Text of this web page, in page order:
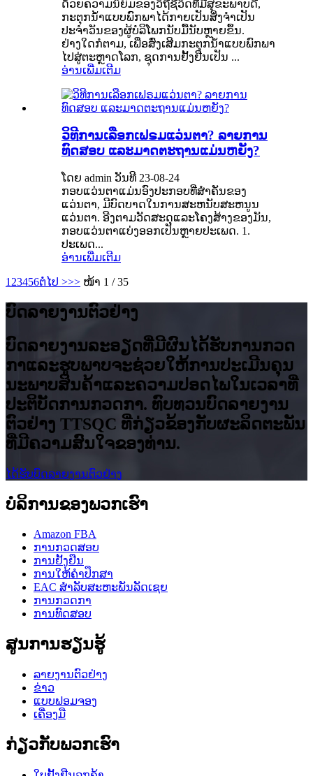
ດ້ວຍຄວາມນິຍົມຂອງວິຖີຊີວິດທີ່ມີສຸຂະພາບດີ,
ກະຕຸກນ້ຳແບບພົກພາໄດ້ກາຍເປັນສິ່ງຈຳເປັນ
ປະຈຳວັນຂອງຜູ້ບໍລິໂພກນັບມື້ນັບຫຼາຍຂຶ້ນ.
ຢ່າງໃດກໍຕາມ, ເພື່ອສົ່ງເສີມກະຕຸກນ້ໍາແບບພົກພາ
ໄປສູ່ຕະຫຼາດໂລກ, ຊຸດການຢັ້ງຢືນເປັນ ...
ອ່ານເພີ່ມເຕີມ
ວິທີການເລືອກເຟຣມແວ່ນຕາ? ລາຍການ
ທົດສອບ ແລະມາດຕະຖານແມ່ນຫຍັງ?
ໂດຍ admin ວັນທີ 23-08-24
ກອບແວ່ນຕາແມ່ນອົງປະກອບທີ່ສໍາຄັນຂອງ
ແວ່ນຕາ, ມີບົດບາດໃນການສະຫນັບສະຫນູນ
ແວ່ນຕາ. ອີງຕາມວັດສະດຸແລະໂຄງສ້າງຂອງມັນ,
ກອບແວ່ນຕາແບ່ງອອກເປັນຫຼາຍປະເພດ. 1.
ປະເພດ...
ອ່ານເພີ່ມເຕີມ
1 23456ຕໍ່ໄປ >>> ໜ້າ 1 / 35
ບົດລາຍງານຕົວຢ່າງ
ບົດ​ລາຍ​ງານ​ລະ​ອຽດ​ທີ່​ມີ​ຜົນ​ໄດ້​ຮັບ​ການ​ກວດ​
ກາ​ແລະ​ຮູບ​ພາບ​ຈະ​ຊ່ວຍ​ໃຫ້​ການ​ປະ​ເມີນ​ຄຸນ​
ນະ​ພາບ​ສິນ​ຄ້າ​ແລະ​ຄວາມ​ປອດ​ໄພ​ໃນ​ເວ​ລາ​ທີ່​
ປະ​ຕິ​ບັດ​ການ​ກວດ​ກາ. ທົບທວນບົດລາຍງານ
ຕົວຢ່າງ TTSQC ທີ່ກ່ຽວຂ້ອງກັບຜະລິດຕະພັນ
ທີ່ມີຄວາມສົນໃຈຂອງທ່ານ.
ໄດ້ຮັບບົດລາຍງານຕົວຢ່າງ
ບໍລິການຂອງພວກເຮົາ
Amazon FBA
ການກວດສອບ
ການຢັ້ງຢືນ
ການໃຫ້ຄໍາປຶກສາ
EAC ສໍາລັບສະຫະພັນລັດເຊຍ
ການກວດກາ
ການທົດສອບ
ສູນການຮຽນຮູ້
ລາຍງານຕົວຢ່າງ
ຂ່າວ
ແບບຟອມຈອງ
ເຄື່ອງມື
ກ່ຽວກັບພວກເຮົາ